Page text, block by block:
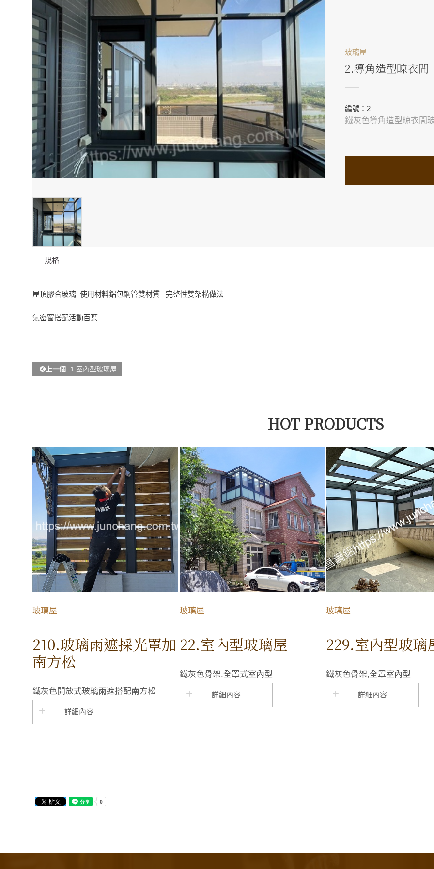
玻璃屋
2.導角造型晾衣間
編號：2
鐵灰色導角造型晾衣間
規格
屋頂膠合玻璃 使用材料鋁包鋼管雙材質 完整性雙架構做法
氣密窗搭配活動百葉
上一個 1.室內型玻璃屋
HOT PRODUCTS
玻璃屋
210.玻璃雨遮採光罩加
南方松
鐵灰色開放式玻璃雨遮搭配南方松
詳細內容
玻璃屋
22.室內型玻璃屋
鐵灰色骨架.全罩式室內型
詳細內容
玻璃屋
229.室內型玻璃
鐵灰色骨架,全罩室內型
詳細內容